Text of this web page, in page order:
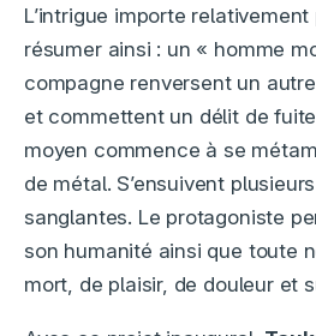
L’intrigue importe
résumer ainsi : un « homme
compagne renversent un
et commettent un délit de
moyen commence à se
de métal. S’ensuivent
sanglantes. Le protagoniste
son humanité ainsi que toute
mort, de plaisir, de douleur et